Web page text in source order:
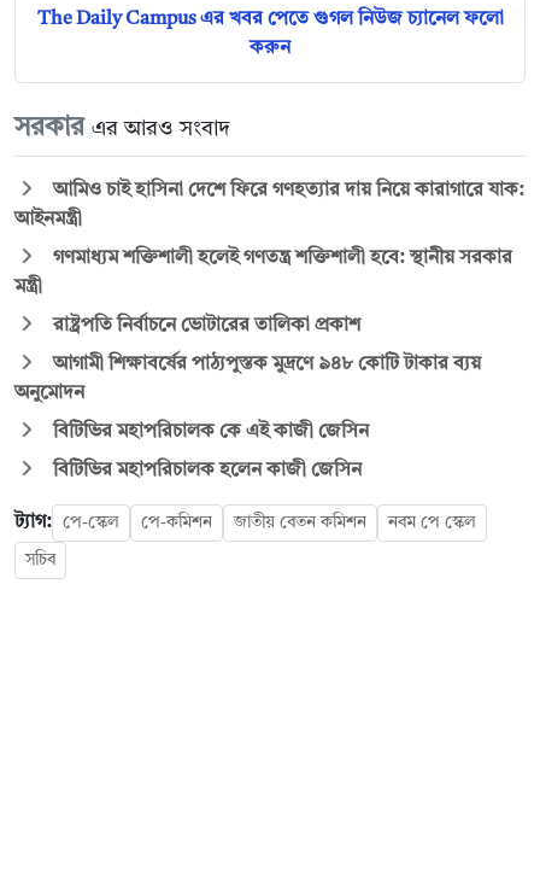
The Daily Campus এর খবর পেতে গুগল নিউজ চ্যানেল ফলো
করুন
সরকার এর আরও সংবাদ
আমিও চাই হাসিনা দেশে ফিরে গণহত্যার দায় নিয়ে কারাগারে যাক:
আইনমন্ত্রী
গণমাধ্যম শক্তিশালী হলেই গণতন্ত্র শক্তিশালী হবে: স্থানীয় সরকার
মন্ত্রী
রাষ্ট্রপতি নির্বাচনে ভোটারের তালিকা প্রকাশ
আগামী শিক্ষাবর্ষের পাঠ্যপুস্তক মুদ্রণে ৯৪৮ কোটি টাকার ব্যয়
অনুমোদন
বিটিভির মহাপরিচালক কে এই কাজী জেসিন
বিটিভির মহাপরিচালক হলেন কাজী জেসিন
ট্যাগ: পে-স্কেল পে-কমিশন জাতীয় বেতন কমিশন নবম পে স্কেল
সচিব